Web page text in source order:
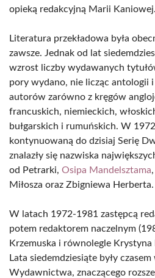
opieką redakcyjną Marii Kaniowej.
Literatura przekładowa była
zawsze. Jednak od lat
wzrost liczby wydawanych
pory wydano, nie licząc antologii
autorów zarówno z kręgów
francuskich, niemieckich,
bułgarskich i rumuńskich. W
kontynuowaną do dzisiaj Serię
znalazły się nazwiska
od Petrarki, Osipa Mandelsztama
Miłosza oraz Zbigniewa Herberta.
W latach 1972-1981 zastępcą
potem redaktorem naczelnym
Krzemuska i równolegle
Lata siedemdziesiąte były
Wydawnictwa, znaczącego